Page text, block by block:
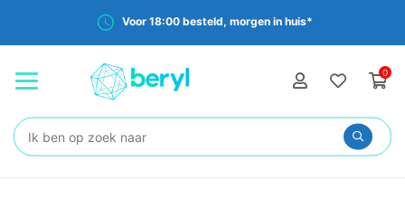
Voor 18:00 besteld, morgen in huis*
0
Zoeken: